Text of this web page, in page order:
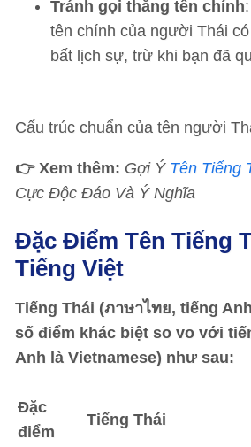
Tránh gọi thẳng tên chính
tên chính của người Thái
bất lịch sự, trừ khi bạn đã
Cấu trúc chuẩn của tên người
👉 Xem thêm: Gợi Ý Tên Tiếng
Cực Độc Đáo Và Ý Nghĩa
Đặc Điểm Tên Tiếng
Tiếng Việt
Tiếng Thái (ภาษาไทย, tiếng
số điểm khác biệt so vo với
Anh là Vietnamese) như sau:
Đặc
điểm
Tiếng Thái